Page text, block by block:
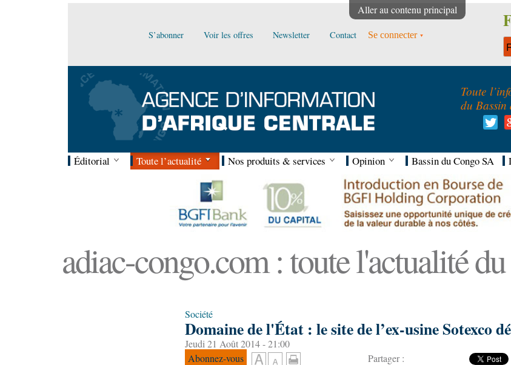
Aller au contenu principal
S’abonner Voir les offres Newsletter Contact Se connecter
Toute
du
Éditorial Toute l’actualité Nos produits & services Opinion Bassin du Congo SA
adiac-congo.com : toute l'actualité
Société
Domaine de l'État : le site de l’ex-usine Sotexco
Jeudi 21 Août 2014 - 21:00
Abonnez-vous
Partager :